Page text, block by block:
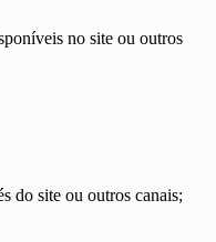
no site ou outros
do site ou outros canais;